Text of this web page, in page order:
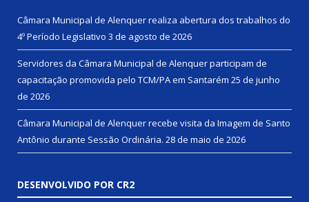
Câmara Municipal de Alenquer realiza abertura dos trabalhos do
4º Período Legislativo 3 de agosto de 2026
Servidores da Câmara Municipal de Alenquer participam de
capacitação promovida pelo TCM/PA em Santarém 25 de junho
de 2026
Câmara Municipal de Alenquer recebe visita da Imagem de Santo
Antônio durante Sessão Ordinária. 28 de maio de 2026
DESENVOLVIDO POR CR2